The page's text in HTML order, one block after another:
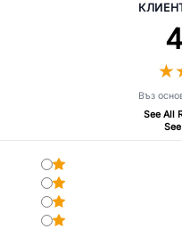
★
★
Въз
See All